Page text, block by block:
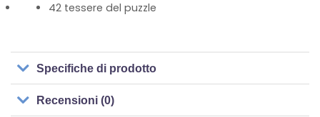
42 tessere del puzzle
Specifiche di prodotto
Recensioni (0)